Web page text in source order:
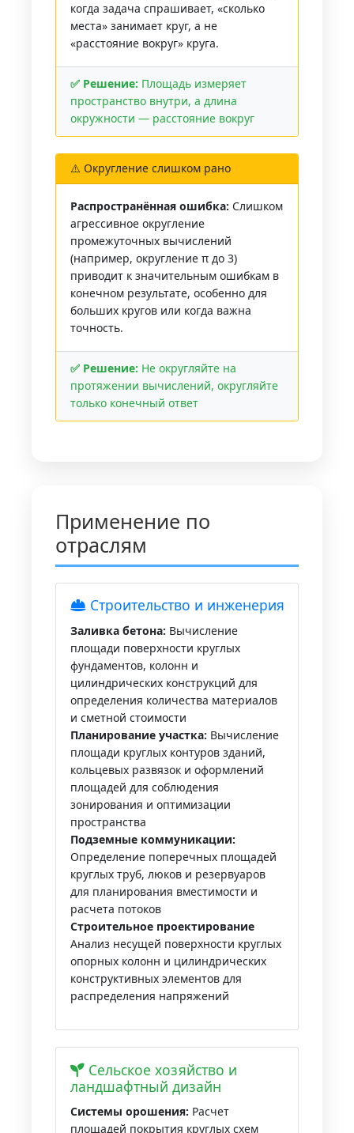
когда задача спрашивает, «сколько
места» занимает круг, а не
«расстояние вокруг» круга.
✅ Решение: Площадь измеряет
пространство внутри, а длина
окружности — расстояние вокруг
⚠️ Округление слишком рано
Распространённая ошибка: Слишком
агрессивное округление
промежуточных вычислений
(например, округление π до 3)
приводит к значительным ошибкам в
конечном результате, особенно для
больших кругов или когда важна
точность.
✅ Решение: Не округляйте на
протяжении вычислений, округляйте
только конечный ответ
Применение по
отраслям
Строительство и инженерия
Заливка бетона: Вычисление
площади поверхности круглых
фундаментов, колонн и
цилиндрических конструкций для
определения количества материалов
и сметной стоимости
Планирование участка: Вычисление
площади круглых контуров зданий,
кольцевых развязок и оформлений
площадей для соблюдения
зонирования и оптимизации
пространства
Подземные коммуникации:
Определение поперечных площадей
круглых труб, люков и резервуаров
для планирования вместимости и
расчета потоков
Строительное проектирование
Анализ несущей поверхности круглых
опорных колонн и цилиндрических
конструктивных элементов для
распределения напряжений
Сельское хозяйство и
ландшафтный дизайн
Системы орошения: Расчет
площадей покрытия круглых схем